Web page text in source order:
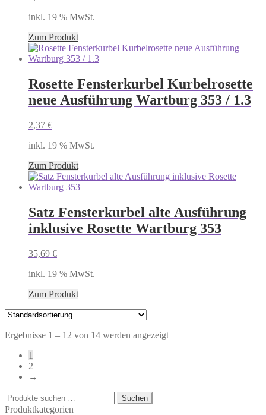
inkl. 19 % MwSt.
Zum Produkt
Rosette Fensterkurbel Kurbelrosette
neue Ausführung Wartburg 353 / 1.3
2,37 €
inkl. 19 % MwSt.
Zum Produkt
Satz Fensterkurbel alte Ausführung
inklusive Rosette Wartburg 353
35,69 €
inkl. 19 % MwSt.
Zum Produkt
Ergebnisse 1 – 12 von 14 werden angezeigt
1
2
→
Suchen
nach:
Suchen
Produktkategorien